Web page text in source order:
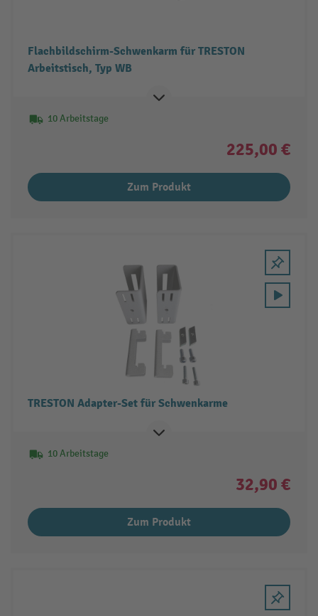
Flachbildschirm-Schwenkarm für TRESTON
Arbeitstisch, Typ WB
10 Arbeitstage
225,00 €
Zum Produkt
TRESTON Adapter-Set für Schwenkarme
10 Arbeitstage
32,90 €
Zum Produkt